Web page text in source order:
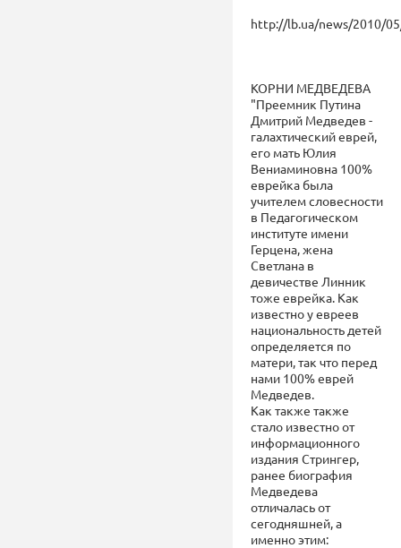
http://lb.ua/news/2010/
КОРНИ МЕДВЕДЕВА
"Преемник Путина
Дмитрий Медведев -
галахтический еврей,
его мать Юлия
Вениаминовна 100%
еврейка была
учителем словесности
в Педагогическом
институте имени
Герцена, жена
Светлана в
девичестве Линник
тоже еврейка. Как
известно у евреев
национальность детей
определяется по
матери, так что перед
нами 100% еврей
Медведев.
Как также также
стало известно от
информационного
издания Стрингер,
ранее биография
Медведева
отличалась от
сегодняшней, а
именно этим: